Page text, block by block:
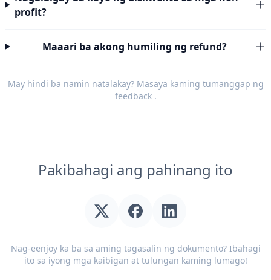
profit?
Maaari ba akong humiling ng refund?
May hindi ba namin natalakay? Masaya kaming tumanggap ng
feedback.
Pakibahagi ang pahinang ito
Nag-eenjoy ka ba sa aming tagasalin ng dokumento? Ibahagi
ito sa iyong mga kaibigan at tulungan kaming lumago!